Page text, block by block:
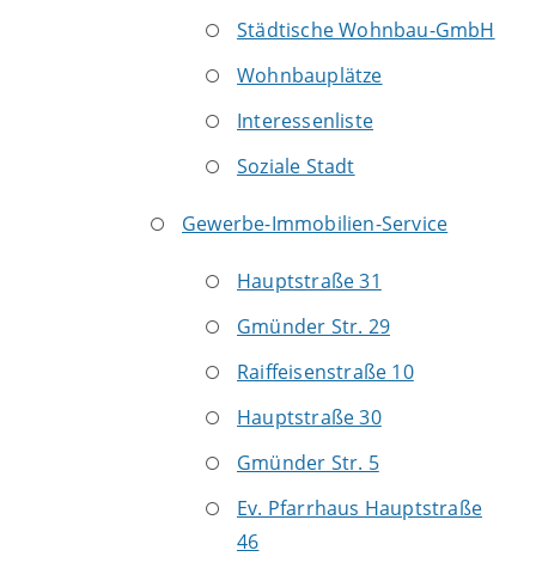
Städtische Wohnbau-GmbH
Wohnbauplätze
Interessenliste
Soziale Stadt
Gewerbe-Immobilien-Service
Hauptstraße 31
Gmünder Str. 29
Raiffeisenstraße 10
Hauptstraße 30
Gmünder Str. 5
Ev. Pfarrhaus Hauptstraße
46